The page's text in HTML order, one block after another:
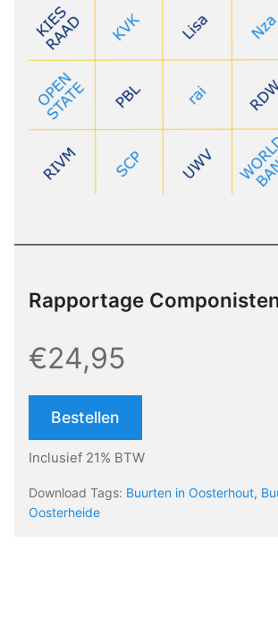
Rapportage
€24,95
Bestellen
Inclusief 21% BTW
Download Tags: Buurten in Oosterhout,
Oosterheide